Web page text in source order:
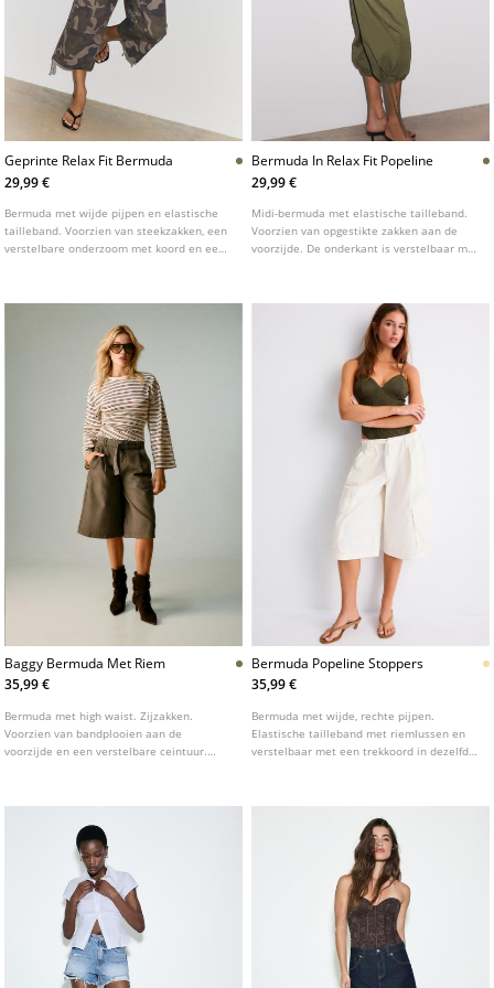
Geprinte Relax Fit Bermuda
29,99 €
Bermuda met wijde pijpen en elastische
tailleband. Voorzien van steekzakken, een
verstelbare onderzoom met koord en een
Bermuda In Relax Fit Popeline
29,99 €
Midi-bermuda met elastische tailleband.
Voorzien van opgestikte zakken aan de
voorzijde. De onderkant is verstelbaar met
Baggy Bermuda Met Riem
35,99 €
Bermuda met high waist. Zijzakken.
Voorzien van bandplooien aan de
voorzijde en een verstelbare ceintuur.
Bermuda Popeline Stoppers
35,99 €
Bermuda met wijde, rechte pijpen.
Elastische tailleband met riemlussen en
verstelbaar met een trekkoord in dezelfde